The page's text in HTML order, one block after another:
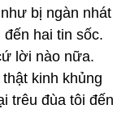
bị ngàn nhát
hai tin sốc.
lời nào nữa.
kinh khủng
trêu đùa tôi đến